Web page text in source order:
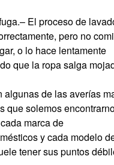
El proceso de
pero no
o lo hace lentamente
que la ropa salga
algunas de las averías
que solemos
marca de
y cada modelo
tener sus puntos